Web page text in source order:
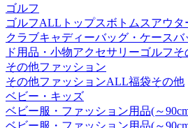
ゴルフ
ゴルフALL トップスボトムスアウタ
クラブキャディーバッグ・ケースバ
ド用品・小物アクセサリーゴルフそ
その他ファッション
その他ファッションALL福袋その他
ベビー・キッズ
ベビー服・ファッション用品(～
ベビー服・ファッション用品(～